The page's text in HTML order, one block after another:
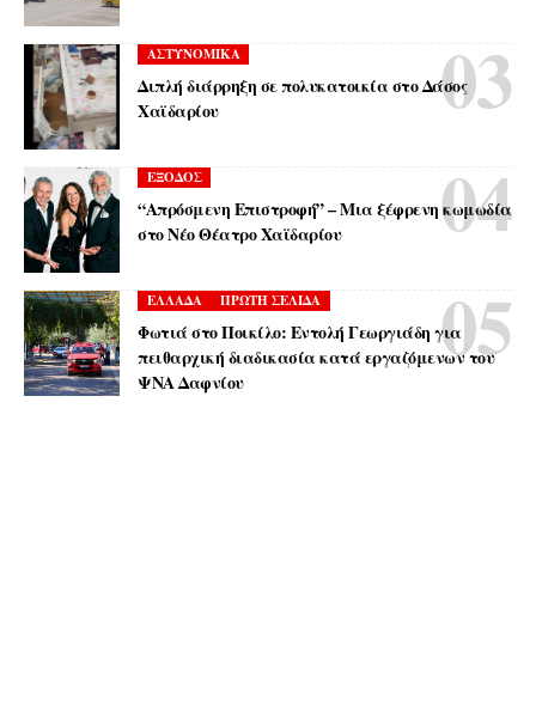
ΑΣΤΥΝΟΜΙΚΑ
Διπλή διάρρηξη σε πολυκατοικία στο Δάσος
Χαϊδαρίου
ΕΞΟΔΟΣ
“Απρόσμενη Επιστροφή” – Μια ξέφρενη κωμωδία
στο Νέο Θέατρο Χαϊδαρίου
ΕΛΛΑΔΑ ΠΡΩΤΗ ΣΕΛΙΔΑ
Φωτιά στο Ποικίλο: Εντολή Γεωργιάδη για
πειθαρχική διαδικασία κατά εργαζόμενων του
ΨΝΑ Δαφνίου